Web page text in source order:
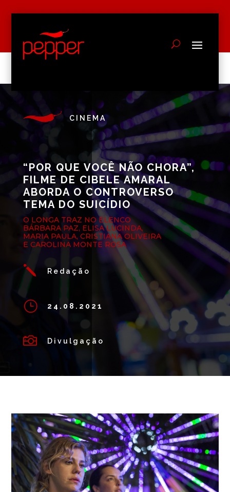
CINEMA
“POR QUE VOCÊ NÃO CHORA”,
FILME DE CIBELE AMARAL
ABORDA O CONTROVERSO
TEMA DO SUICÍDIO
O LONGA TRAZ NO ELENCO
BÁRBARA PAZ, ELISA LUCINDA,
MARIA PAULA, CRISTIANA OLIVEIRA
E CAROLINA MONTE ROSA
j Redação
} 24.08.2021
 Divulgação